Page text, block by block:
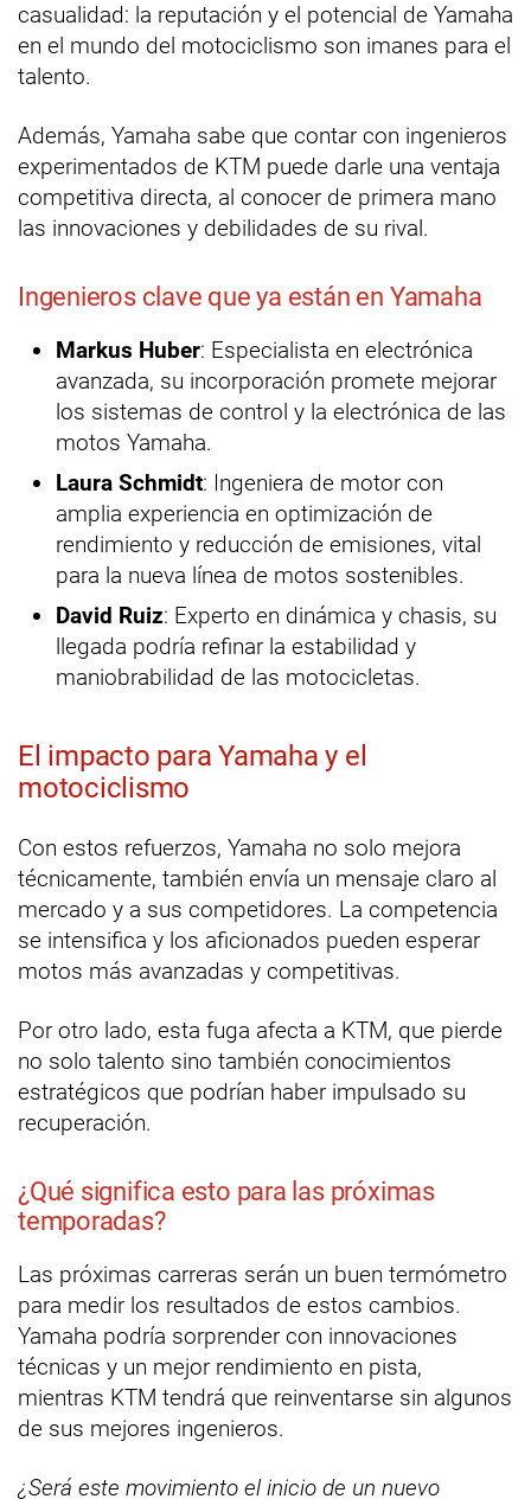
casualidad: la reputación y el potencial de Yamaha
en el mundo del motociclismo son imanes para el
talento.
Además, Yamaha sabe que contar con ingenieros
experimentados de KTM puede darle una ventaja
competitiva directa, al conocer de primera mano
las innovaciones y debilidades de su rival.
Ingenieros clave que ya están en Yamaha
Markus Huber: Especialista en electrónica
avanzada, su incorporación promete mejorar
los sistemas de control y la electrónica de las
motos Yamaha.
Laura Schmidt: Ingeniera de motor con
amplia experiencia en optimización de
rendimiento y reducción de emisiones, vital
para la nueva línea de motos sostenibles.
David Ruiz: Experto en dinámica y chasis, su
llegada podría refinar la estabilidad y
maniobrabilidad de las motocicletas.
El impacto para Yamaha y el
motociclismo
Con estos refuerzos, Yamaha no solo mejora
técnicamente, también envía un mensaje claro al
mercado y a sus competidores. La competencia
se intensifica y los aficionados pueden esperar
motos más avanzadas y competitivas.
Por otro lado, esta fuga afecta a KTM, que pierde
no solo talento sino también conocimientos
estratégicos que podrían haber impulsado su
recuperación.
¿Qué significa esto para las próximas
temporadas?
Las próximas carreras serán un buen termómetro
para medir los resultados de estos cambios.
Yamaha podría sorprender con innovaciones
técnicas y un mejor rendimiento en pista,
mientras KTM tendrá que reinventarse sin algunos
de sus mejores ingenieros.
¿Será este movimiento el inicio de un nuevo